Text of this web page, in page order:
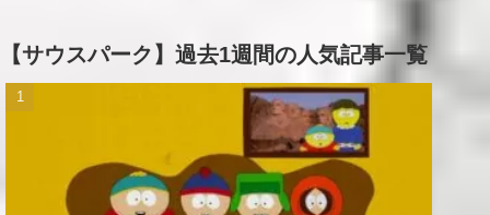
【サウスパーク】過去1週間の人気記事一覧